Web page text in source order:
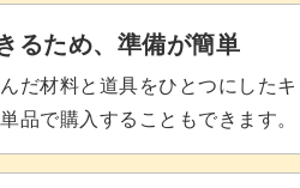
るため、準備が簡単
だ材料と道具をひとつにしたキ
品で購入することもできます。